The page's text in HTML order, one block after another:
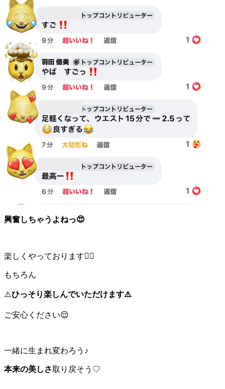
興奮しちゃうよねっ😍
楽しくやっております❤️‍🔥
もちろん
⚠️ひっそり楽しんでいただけます⚠️
ご安心ください😌
一緒に生まれ変わろう♪
本来の美しさ取り戻そう♡